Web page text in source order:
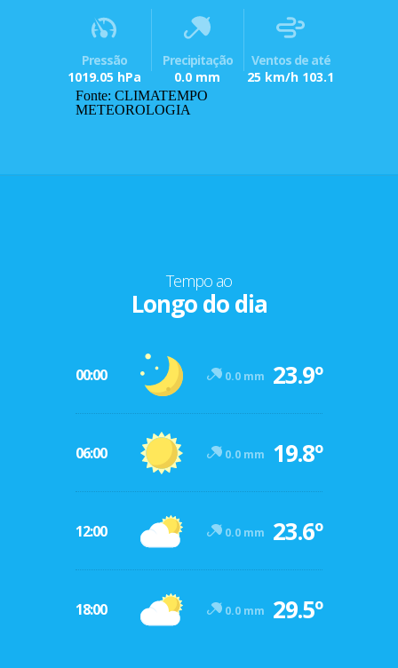
Pressão
1019.05 hPa
Precipitação
0.0 mm
Ventos de até
25 km/h 103.1
Fonte: CLIMATEMPO
METEOROLOGIA
Tempo ao
Longo do dia
00:00 0.0 mm 23.9º
06:00 0.0 mm 19.8º
12:00 0.0 mm 23.6º
18:00 0.0 mm 29.5º